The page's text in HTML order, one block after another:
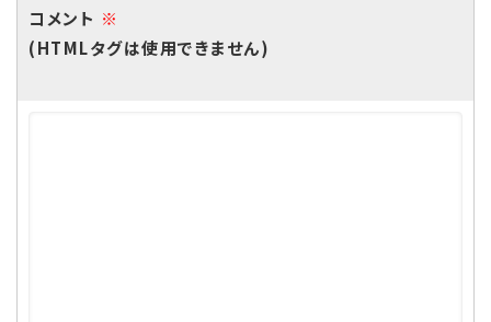
コメント ※
(HTMLタグは使用できません)